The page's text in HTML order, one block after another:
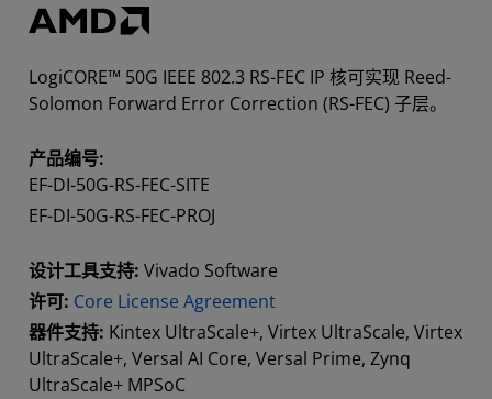
LogiCORE™ 50G IEEE 802.3 RS-FEC IP 核可实现 Reed-
Solomon Forward Error Correction (RS-FEC) 子层。
产品编号:
EF-DI-50G-RS-FEC-SITE
EF-DI-50G-RS-FEC-PROJ
设计工具支持: Vivado Software
许可: Core License Agreement
器件支持: Kintex UltraScale+, Virtex UltraScale, Virtex
UltraScale+, Versal AI Core, Versal Prime, Zynq
UltraScale+ MPSoC